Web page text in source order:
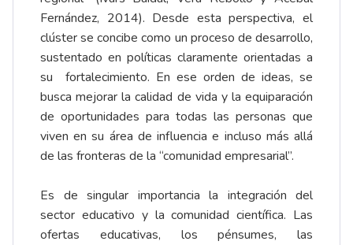
Fernández, 2014). Desde esta perspectiva, el
clúster se concibe como un proceso de desarrollo,
sustentado en políticas claramente orientadas a
su fortalecimiento. En ese orden de ideas, se
busca mejorar la calidad de vida y la equiparación
de oportunidades para todas las personas que
viven en su área de influencia e incluso más allá
de las fronteras de la “comunidad empresarial”.
Es de singular importancia la integración del
sector educativo y la comunidad científica. Las
ofertas educativas, los pénsumes, las